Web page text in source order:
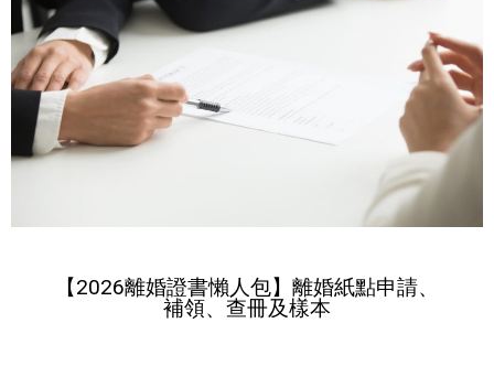
【2026離婚證書懶人包】離婚紙點申請、
補領、查冊及樣本